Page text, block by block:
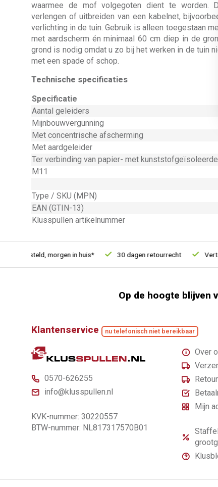
waarmee de mof volgegoten dient te worden.
verlengen of uitbreiden van een kabelnet,
verlichting in de tuin. Gebruik is alleen toegestaan
met aardscherm én minimaal 60 cm diep in de
grond is nodig omdat u zo bij het werken in de tuin
met een spade of schop.
Technische specificaties
Specificatie
Aantal geleiders
Mijnbouwvergunning
Met concentrische afscherming
Met aardgeleider
Ter verbinding van papier- met
M11
Type / SKU (MPN)
EAN (GTIN-13)
Klusspullen artikelnummer
besteld, morgen in huis* 30 dagen retourrecht
Op de hoogte blijven
Klantenservice nu telefonisch niet bereikbaar
0570-626255
info@klusspullen.nl
KVK-nummer: 30220557
BTW-nummer: NL817317570B01
Over
Mijn